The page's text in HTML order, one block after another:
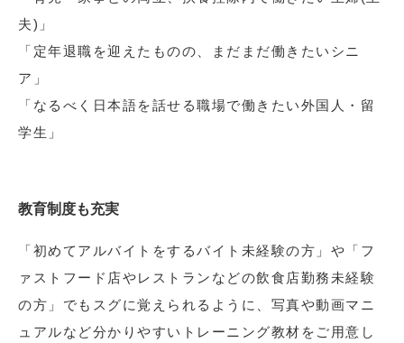
夫)」
「定年退職を迎えたものの、まだまだ働きたいシニ
ア」
「なるべく日本語を話せる職場で働きたい外国人・留
学生」
教育制度も充実
「初めてアルバイトをするバイト未経験の方」や「フ
ァストフード店やレストランなどの飲食店勤務未経験
の方」でもスグに覚えられるように、写真や動画マニ
ュアルなど分かりやすいトレーニング教材をご用意し